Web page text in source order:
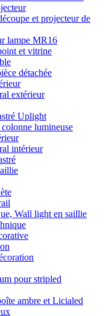
et projecteur de
lampe MR16
et vitrine
détachée
extérieur
Uplight
lumineuse
intérieur
Wall light en saillie
pour stripled
ambre et Licialed